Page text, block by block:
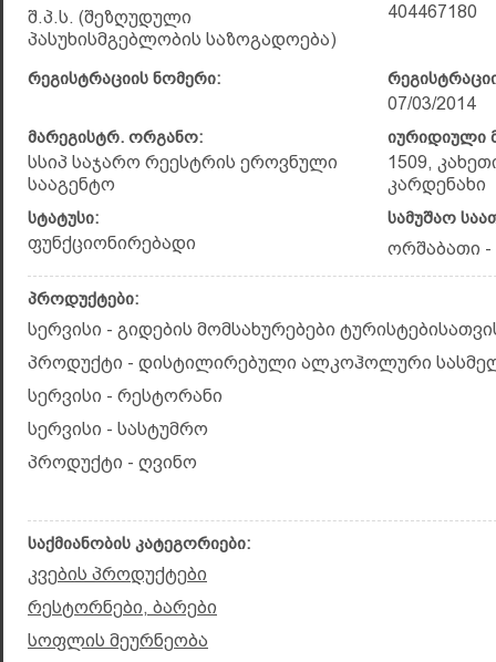
შ.პ.ს. (შეზღუდული
პასუხისმგებლობის საზოგადოება)
404467180
რეგისტრაციის ნომერი:
07/03/2014
მარეგისტრ. ორგანო:
სსიპ საჯარო რეესტრის ეროვნული
სააგენტო
იურიდიული
1509,
კარდენახი
სტატუსი:
ფუნქციონირებადი
სამუშაო
ორშაბათი -
პროდუქტები:
სერვისი - გიდების მომსახურებები
პროდუქტი - დისტილირებული ალკოჰოლური
სერვისი - რესტორანი
სერვისი - სასტუმრო
პროდუქტი - ღვინო
საქმიანობის კატეგორიები:
კვების პროდუქტები
რესტორნები, ბარები
სოფლის მეურნეობა